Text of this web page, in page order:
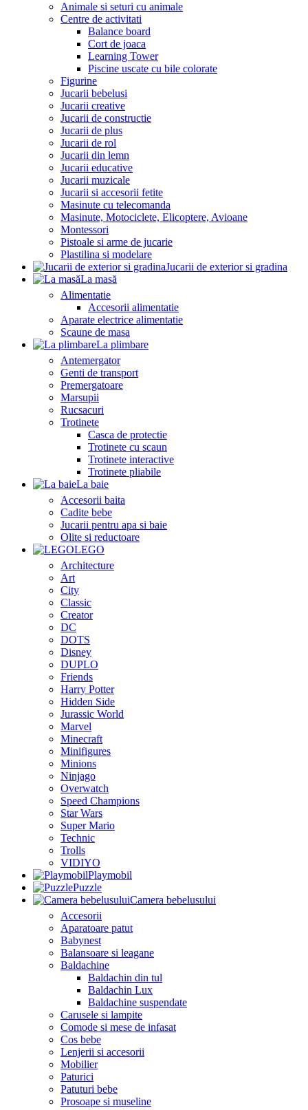
Animale si seturi cu animale
Centre de activitati
Balance board
Cort de joaca
Learning Tower
Piscine uscate cu bile colorate
Figurine
Jucarii bebelusi
Jucarii creative
Jucarii de constructie
Jucarii de plus
Jucarii de rol
Jucarii din lemn
Jucarii educative
Jucarii muzicale
Jucarii si accesorii fetite
Masinute cu telecomanda
Masinute, Motociclete, Elicoptere, Avioane
Montessori
Pistoale si arme de jucarie
Plastilina si modelare
Jucarii de exterior si gradina
La masă
Alimentatie
Accesorii alimentatie
Aparate electrice alimentatie
Scaune de masa
La plimbare
Antemergator
Genti de transport
Premergatoare
Marsupii
Rucsacuri
Trotinete
Casca de protectie
Trotinete cu scaun
Trotinete interactive
Trotinete pliabile
La baie
Accesorii baita
Cadite bebe
Jucarii pentru apa si baie
Olite si reductoare
LEGO
Architecture
Art
City
Classic
Creator
DC
DOTS
Disney
DUPLO
Friends
Harry Potter
Hidden Side
Jurassic World
Marvel
Minecraft
Minifigures
Minions
Ninjago
Overwatch
Speed Champions
Star Wars
Super Mario
Technic
Trolls
VIDIYO
Playmobil
Puzzle
Camera bebelusului
Accesorii
Aparatoare patut
Babynest
Balansoare si leagane
Baldachine
Baldachin din tul
Baldachin Lux
Baldachine suspendate
Carusele si lampite
Comode si mese de infasat
Cos bebe
Lenjerii si accesorii
Mobilier
Paturici
Patuturi bebe
Prosoape si museline